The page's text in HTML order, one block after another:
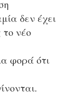
δεν έχει
το νέο
φορά ότι